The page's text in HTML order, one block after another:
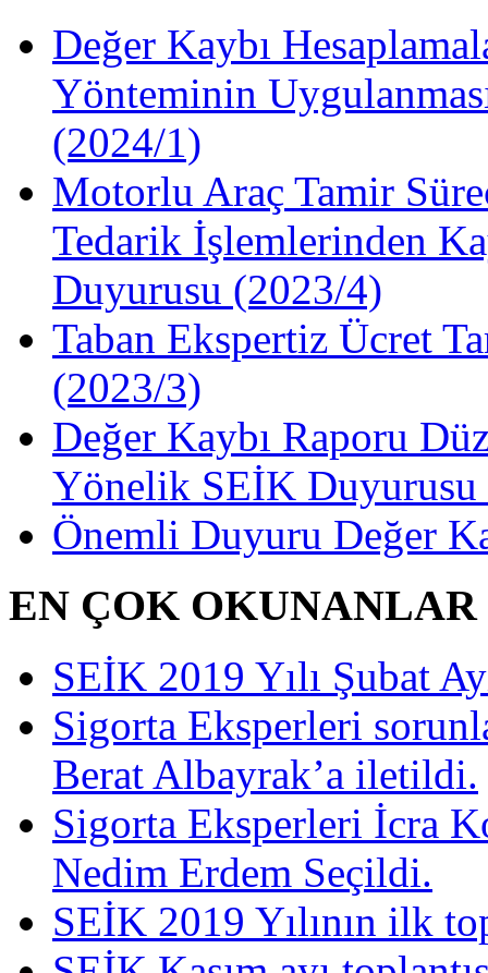
Değer Kaybı
Yönteminin
(2024/1)
Motorlu Araç Tamir
Tedarik İşlemlerinden
Duyurusu (2023/4)
Taban Ekspertiz Ücret
(2023/3)
Değer Kaybı Raporu
Yönelik SEİK Duyurusu
Önemli Duyuru Değer
EN ÇOK OKUNANLAR
SEİK 2019 Yılı Şubat
Sigorta Eksperleri
Berat Albayrak’a iletildi.
Sigorta Eksperleri İcra
Nedim Erdem Seçildi.
SEİK 2019 Yılının ilk